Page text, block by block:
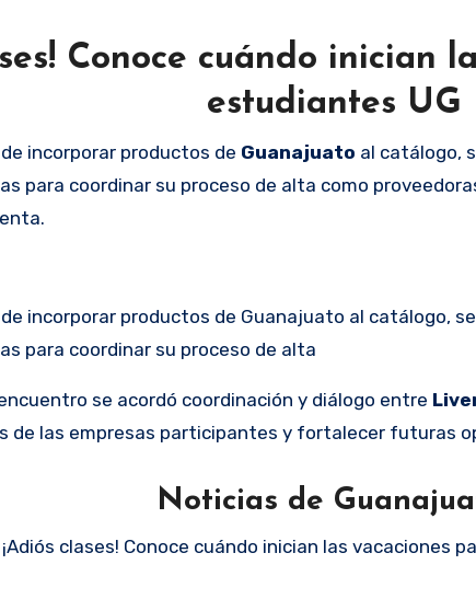
Conoce cuándo inician
estudiantes UG
incorporar productos de Guanajuato al catálogo,
para coordinar su proceso de alta como
incorporar productos de Guanajuato al catálogo,
para coordinar su proceso de alta
se acordó coordinación y diálogo entre
de las empresas participantes y fortalecer futuras
Noticias de
¡Adiós clases! Conoce cuándo inician las vacaciones